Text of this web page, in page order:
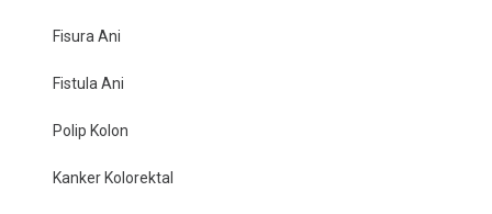
Fisura Ani
Fistula Ani
Polip Kolon
Kanker Kolorektal